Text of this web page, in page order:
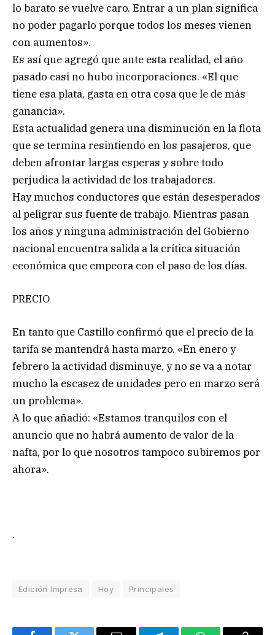
lo barato se vuelve caro. Entrar a un plan significa
no poder pagarlo porque todos los meses vienen
con aumentos».
Es así que agregó que ante esta realidad, el año
pasado casi no hubo incorporaciones. «El que
tiene esa plata, gasta en otra cosa que le de más
ganancia».
Esta actualidad genera una disminución en la flota
que se termina resintiendo en los pasajeros, que
deben afrontar largas esperas y sobre todo
perjudica la actividad de los trabajadores.
Hay muchos conductores que están desesperados
al peligrar sus fuente de trabajo. Mientras pasan
los años y ninguna administración del Gobierno
nacional encuentra salida a la crítica situación
económica que empeora con el paso de los días.
PRECIO
En tanto que Castillo confirmó que el precio de la
tarifa se mantendrá hasta marzo. «En enero y
febrero la actividad disminuye, y no se va a notar
mucho la escasez de unidades pero en marzo será
un problema».
A lo que añadió: «Estamos tranquilos con el
anuncio que no habrá aumento de valor de la
nafta, por lo que nosotros tampoco subiremos por
ahora».
.
Edición Impresa Hoy Principales